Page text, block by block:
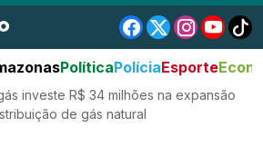
PolíticaPolíciaEsporte
investe R$ 34 milhões na expansão
de gás natural